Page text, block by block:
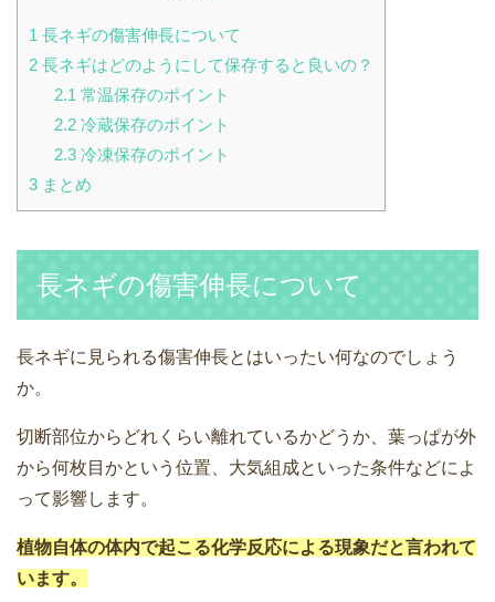
1 長ネギの傷害伸長について
2 長ネギはどのようにして保存すると良いの？
2.1常温保存のポイント
2.2冷蔵保存のポイント
2.3冷凍保存のポイント
3 まとめ
長ネギの傷害伸長について
長ネギに見られる傷害伸長とはいったい何なのでしょう
か。
切断部位からどれくらい離れているかどうか、葉っぱが外
から何枚目かという位置、大気組成といった条件などによ
って影響します。
植物自体の体内で起こる化学反応による現象だと言われて
います。